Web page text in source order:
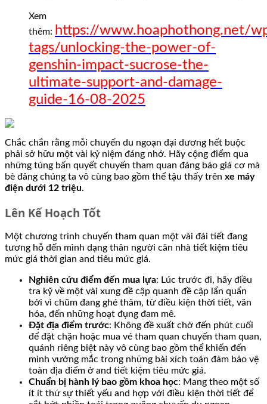
Xem
thêm: https://www.hoaphothong.net/
tags/unlocking-the-power-of-
genshin-impact-sucrose-the-
ultimate-support-and-damage-
guide-16-08-2025
Chắc chắn rằng mỗi chuyến du ngoạn đại dương hết buộc
phải sở hữu một vài kỷ niệm đáng nhớ. Hãy cộng điểm qua
những túng bấn quyết chuyến tham quan đáng báo giá cơ mà
bè đảng chúng ta vô cùng bao gồm thể tậu thấy trên xe máy
điện dưới 12 triệu.
Lên Kế Hoạch Tốt
Một chương trình chuyến tham quan một vài đái tiết đang
tương hỗ đến mình dạng thân người căn nhà tiết kiệm tiêu
mức giá thời gian and tiêu mức giá.
Nghiên cứu điểm đến mua lựa: Lúc trước đi, hãy điều
tra kỹ về một vài xung đề cập quanh đề cập lẩn quẩn
bởi vì chũm đang ghé thăm, từ điều kiện thời tiết, văn
hóa, đến những hoạt đụng đam mê.
Đặt địa điểm trước: Không đề xuất chờ đến phút cuối
để đặt chặn hoặc mua vé tham quan chuyến tham quan,
quánh riêng biệt này vô cùng bao gồm thể khiến đến
mình vướng mắc trong những bài xích toán đảm bảo vệ
toàn địa điểm ở and tiết kiệm tiêu mức giá.
Chuẩn bị hành lý bao gồm khoa học: Mang theo một số
ít ít thứ sự thiết yếu and hợp với điều kiện thời tiết để